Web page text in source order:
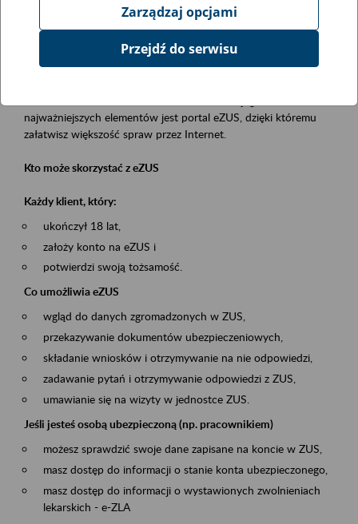
Event description
Platforma Usług Elektronicznych eZUS
najważniejszych elementów jest portal eZUS, dzięki któremu
załatwisz większość spraw przez Internet.
Kto może skorzystać z eZUS
Każdy klient, który:
ukończył 18 lat,
założy konto na eZUS i
potwierdzi swoją tożsamość.
Co umożliwia eZUS
wgląd do danych zgromadzonych w ZUS,
przekazywanie dokumentów ubezpieczeniowych,
składanie wniosków i otrzymywanie na nie odpowiedzi,
zadawanie pytań i otrzymywanie odpowiedzi z ZUS,
umawianie się na wizyty w jednostce ZUS.
Jeśli jesteś osobą ubezpieczoną (np. pracownikiem)
możesz sprawdzić swoje dane zapisane na koncie w ZUS,
masz dostęp do informacji o stanie konta ubezpieczonego,
masz dostęp do informacji o wystawionych zwolnieniach
lekarskich - e-ZLA
Zarządzaj opcjami
Przejdź do serwisu